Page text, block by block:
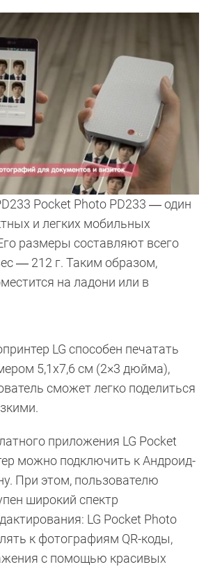
Pocket Photo PD233 ― один
и легких мобильных
размеры составляют всего
― 212 г. Таким образом,
на ладони или в
LG способен печатать
5,1х7,6 см (2×3 дюйма),
сможет легко поделиться
приложения LG Pocket
можно подключить к Андроид-
При этом, пользователю
широкий спектр
LG Pocket Photo
к фотографиям QR-коды,
с помощью красивых